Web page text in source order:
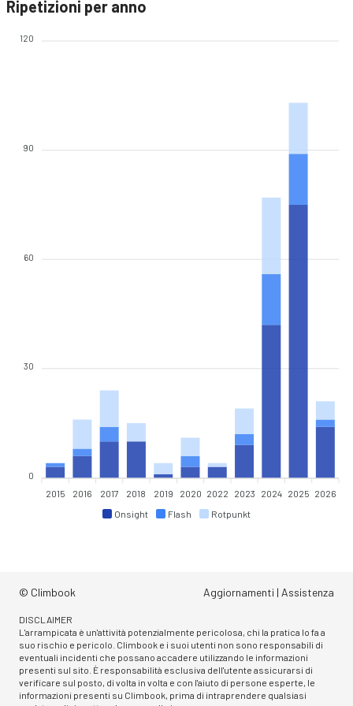
Ripetizioni per anno
Onsight Flash Rotpunkt
120
90
60
30
0
2015 2016 2017 2018 2019 2020 2022 2023 2024 2025 2026
© Climbook Aggiornamenti | Assistenza
DISCLAIMER
L'arrampicata è un'attività potenzialmente pericolosa, chi la pratica lo fa a
suo rischio e pericolo. Climbook e i suoi utenti non sono responsabili di
eventuali incidenti che possano accadere utilizzando le informazioni
presenti sul sito. È responsabilità esclusiva dell'utente assicurarsi di
verificare sul posto, di volta in volta e con l'aiuto di persone esperte, le
informazioni presenti su Climbook, prima di intraprendere qualsiasi